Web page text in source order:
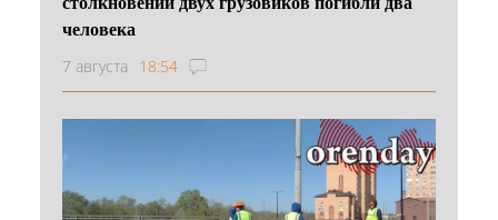
человека
7 августа 18:54